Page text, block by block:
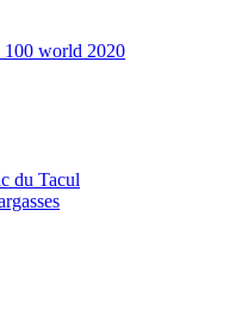
world 2020
du Tacul